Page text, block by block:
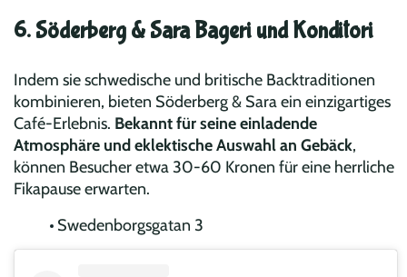
6. Söderberg & Sara Bageri und Konditori
Indem sie schwedische und britische Backtraditionen
kombinieren, bieten Söderberg & Sara ein einzigartiges
Café-Erlebnis. Bekannt für seine einladende
Atmosphäre und eklektische Auswahl an Gebäck,
können Besucher etwa 30-60 Kronen für eine herrliche
Fikapause erwarten.
Swedenborgsgatan 3